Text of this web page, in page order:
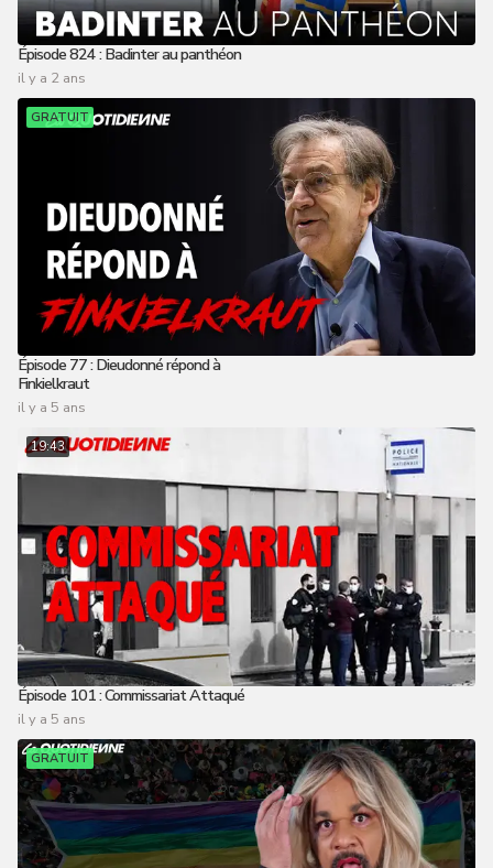
Épisode 824 : Badinter au panthéon
il y a 2 ans
GRATUIT
Épisode 77 : Dieudonné répond à
Finkielkraut
il y a 5 ans
19:43
Épisode 101 : Commissariat Attaqué
il y a 5 ans
GRATUIT